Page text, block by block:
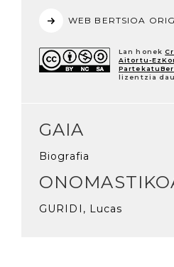
WEB BERTSIOA
Lan honek
Aitortu-
lizentzia
GAIA
Biografia
GURIDI, Lucas